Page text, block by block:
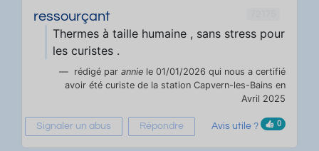
ressourçant
Thermes à taille humaine , sans stress pour
les curistes .
rédigé par annie le 01/01/2026 qui nous a certifié
avoir été curiste de la station Capvern-les-Bains en
Avril 2025
Signaler un abus Répondre Avis utile ? 0